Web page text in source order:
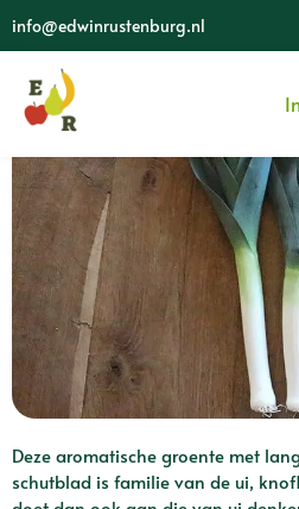
info@edwinrustenburg.nl
Deze aromatische groente met
schutblad is familie van de ui,